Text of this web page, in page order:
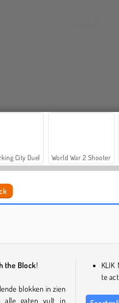
City Duel World War 2 Shooter
the Block!
blokken in zien
alle gaten vult in
te